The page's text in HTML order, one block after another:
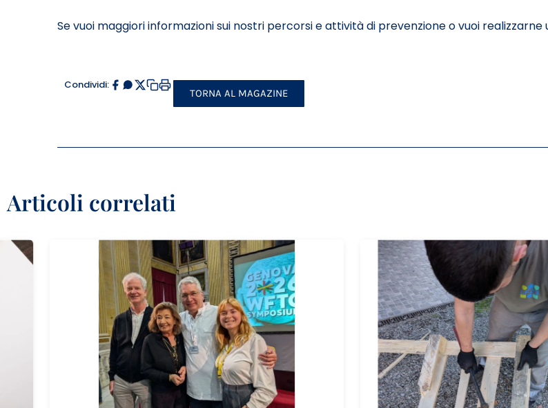
Se vuoi maggiori informazioni sui nostri percorsi e attività di prevenzione o vuoi realizzarne
Condividi:
TORNA AL MAGAZINE
Articoli correlati